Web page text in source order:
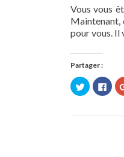
Vous vous
Maintenant,
pour vous. Il
Partager :
Cliquez
pour
partager
pour